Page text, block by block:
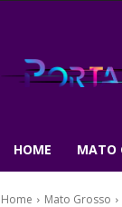
HOME MATO
Home Mato Grosso